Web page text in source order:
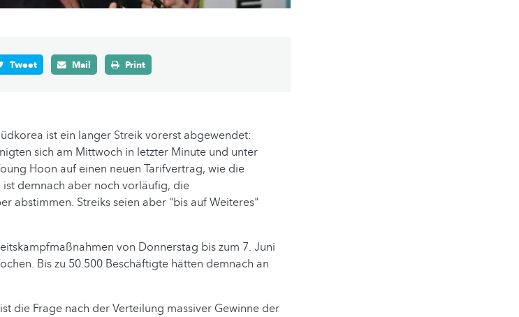
Tweet Mail Print
ist ein langer Streik vorerst abgewendet:
sich am Mittwoch in letzter Minute und unter
Hoon auf einen neuen Tarifvertrag, wie die
demnach aber noch vorläufig, die
abstimmen. Streiks seien aber "bis auf Weiteres"
von Donnerstag bis zum 7. Juni
Bis zu 50.500 Beschäftigte hätten demnach an
die Frage nach der Verteilung massiver Gewinne der